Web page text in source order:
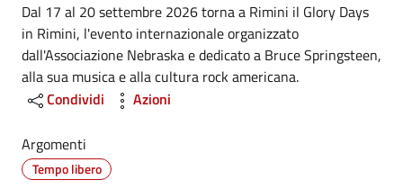
Dal 17 al 20 settembre 2026 torna a Rimini il Glory Days
in Rimini, l'evento internazionale organizzato
dall'Associazione Nebraska e dedicato a Bruce Springsteen,
alla sua musica e alla cultura rock americana.
Condividi
Azioni
Argomenti
Tempo libero